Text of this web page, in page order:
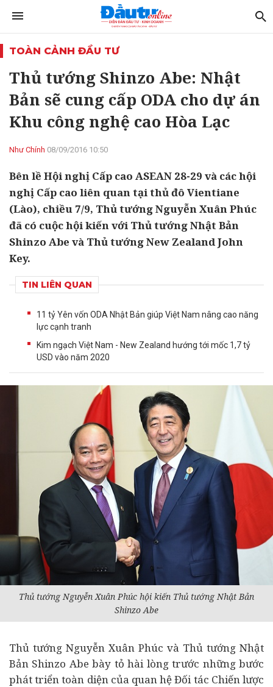
TOÀN CẢNH ĐẦU TƯ
Thủ tướng Shinzo Abe: Nhật
Bản sẽ cung cấp ODA cho dự án
Khu công nghệ cao Hòa Lạc
Như Chính 08/09/2016 10:50
Bên lề Hội nghị Cấp cao ASEAN 28-29 và các hội
nghị Cấp cao liên quan tại thủ đô Vientiane
(Lào), chiều 7/9, Thủ tướng Nguyễn Xuân Phúc
đã có cuộc hội kiến với Thủ tướng Nhật Bản
Shinzo Abe và Thủ tướng New Zealand John
Key.
TIN LIÊN QUAN
11 tỷ Yên vốn ODA Nhật Bản giúp Việt Nam nâng cao năng
lực cạnh tranh
Kim ngạch Việt Nam - New Zealand hướng tới mốc 1,7 tỷ
USD vào năm 2020
Thủ tướng Nguyễn Xuân Phúc hội kiến Thủ tướng Nhật Bản
Shinzo Abe
Thủ tướng Nguyễn Xuân Phúc và Thủ tướng Nhật
Bản Shinzo Abe bày tỏ hài lòng trước những bước
phát triển toàn diện của quan hệ Đối tác Chiến lược